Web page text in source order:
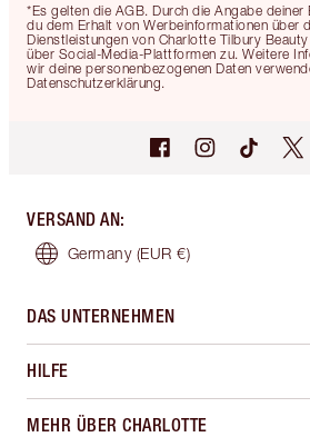
*Es gelten die AGB. Durch die Angabe
du dem Erhalt von Werbeinformationen über
Dienstleistungen von Charlotte Tilbury
über Social-Media-Plattformen zu. Weitere
wir deine personenbezogenen Daten
Datenschutzerklärung.
VERSAND AN:
Germany (EUR €)
DAS UNTERNEHMEN
HILFE
MEHR ÜBER CHARLOTTE